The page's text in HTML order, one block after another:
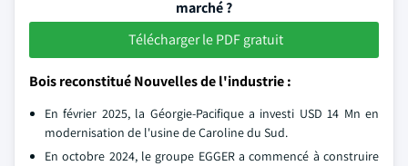
marché ?
Télécharger le PDF gratuit
Bois reconstitué Nouvelles de l'industrie :
En février 2025, la Géorgie-Pacifique a investi USD 14 Mn en
modernisation de l'usine de Caroline du Sud.
En octobre 2024, le groupe EGGER a commencé à construire